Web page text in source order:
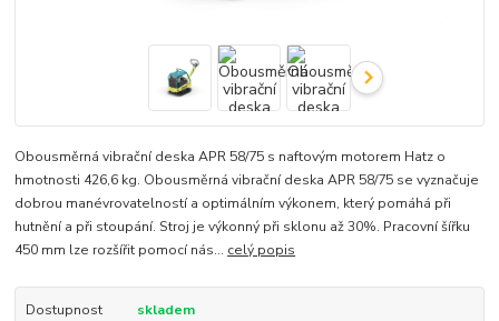
Obousměrná vibrační deska APR 58/75 s naftovým motorem Hatz o
hmotnosti 426,6 kg. Obousměrná vibrační deska APR 58/75 se vyznačuje
dobrou manévrovatelností a optimálním výkonem, který pomáhá při
hutnění a při stoupání. Stroj je výkonný při sklonu až 30%. Pracovní šířku
450 mm lze rozšířit pomocí nás... celý popis
Dostupnost
skladem